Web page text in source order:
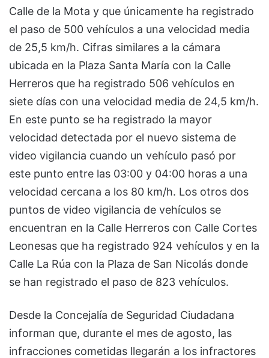
Calle de la Mota y que únicamente ha registrado
el paso de 500 vehículos a una velocidad media
de 25,5 km/h. Cifras similares a la cámara
ubicada en la Plaza Santa María con la Calle
Herreros que ha registrado 506 vehículos en
siete días con una velocidad media de 24,5 km/h.
En este punto se ha registrado la mayor
velocidad detectada por el nuevo sistema de
video vigilancia cuando un vehículo pasó por
este punto entre las 03:00 y 04:00 horas a una
velocidad cercana a los 80 km/h. Los otros dos
puntos de video vigilancia de vehículos se
encuentran en la Calle Herreros con Calle Cortes
Leonesas que ha registrado 924 vehículos y en la
Calle La Rúa con la Plaza de San Nicolás donde
se han registrado el paso de 823 vehículos.
Desde la Concejalía de Seguridad Ciudadana
informan que, durante el mes de agosto, las
infracciones cometidas llegarán a los infractores